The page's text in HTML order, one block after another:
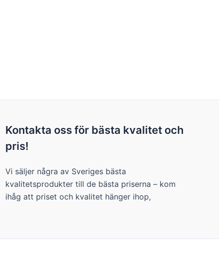
Kontakta oss för bästa kvalitet och
pris!
Vi säljer några av Sveriges bästa
kvalitetsprodukter till de bästa priserna – kom
ihåg att priset och kvalitet hänger ihop,